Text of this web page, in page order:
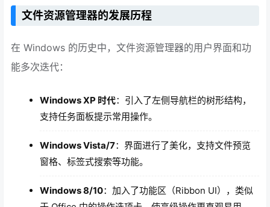
文件资源管理器的发展历程
在 Windows 的历史中，文件资源管理器的用户界面和功
能多次迭代：
Windows XP 时代：引入了左侧导航栏的树形结构，
支持任务面板提示常用操作。
Windows Vista/7：界面进行了美化，支持文件预览
窗格、标签式搜索等功能。
Windows 8/10：加入了功能区（Ribbon UI），类似